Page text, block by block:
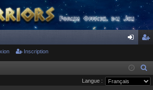
ne cri
pti
Inscription
e
Langue :